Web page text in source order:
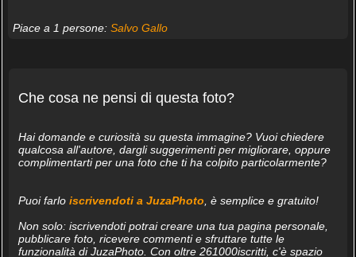
Piace a 1 persone: Salvo Gallo
Che cosa ne pensi di questa foto?
Hai domande e curiosità su questa immagine? Vuoi chiedere
qualcosa all'autore, dargli suggerimenti per migliorare, oppure
complimentarti per una foto che ti ha colpito particolarmente?
Puoi farlo iscrivendoti a JuzaPhoto, è semplice e gratuito!
Non solo: iscrivendoti potrai creare una tua pagina personale,
pubblicare foto, ricevere commenti e sfruttare tutte le
funzionalità di JuzaPhoto. Con oltre 261000iscritti, c'è spazio